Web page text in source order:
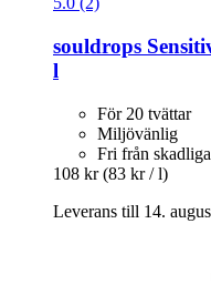
souldrops
l
För 20 tvättar
Miljövänlig
Fri från
108 kr (83 kr / l)
Leverans till 14.